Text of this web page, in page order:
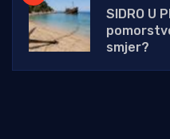
SIDRO U
smjer?